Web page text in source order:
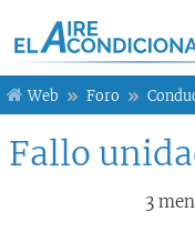
Web Foro
Fallo
3